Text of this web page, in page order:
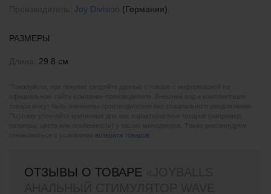
Joy Division (Германия)
РАЗМЕРЫ
29.8 см
возврата товаров
ОТЗЫВЫ О ТОВАРЕ